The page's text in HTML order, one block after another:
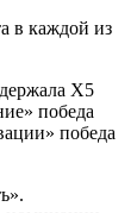
в каждой из
X5
победа
победа